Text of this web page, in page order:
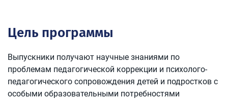
Цель программы
Выпускники получают научные знаниями по
проблемам педагогической коррекции и психолого-
педагогического сопровождения детей и подростков с
особыми образовательными потребностями